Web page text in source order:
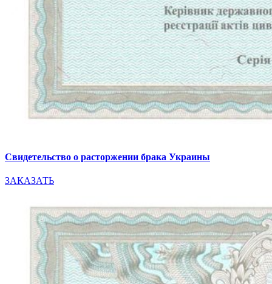
Свидетельство о расторжении брака Украины
ЗАКАЗАТЬ